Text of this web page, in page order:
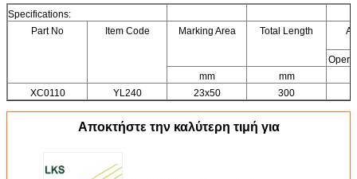
Specifications:
Part No
Item Code Marking Area Total Length
mm
mm
XC0110
YL240 23x50 300
Αποκτήστε την καλύτερη τιμή για